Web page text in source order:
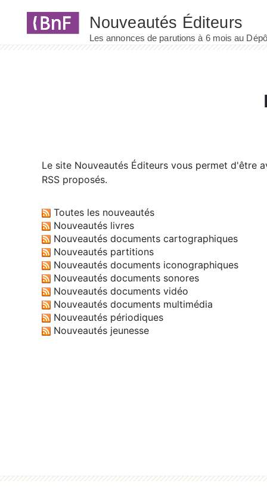
Le site Nouveautés Éditeurs vous permet d'être
RSS proposés.
Toutes les nouveautés
Nouveautés livres
Nouveautés documents cartographiques
Nouveautés partitions
Nouveautés documents iconographiques
Nouveautés documents sonores
Nouveautés documents vidéo
Nouveautés documents multimédia
Nouveautés périodiques
Nouveautés jeunesse